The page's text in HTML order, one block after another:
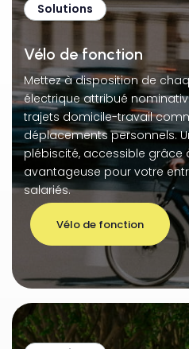
Solutions
Vélo de fonction
Mettez à disposition de
électrique attribué
trajets domicile-travail
déplacements personnels.
plébiscité, accessible grâce
avantageuse pour votre
salariés.
Vélo de fonction